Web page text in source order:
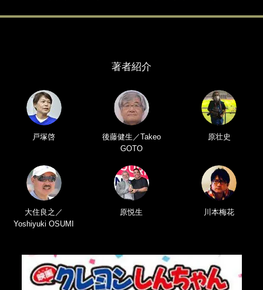
著者紹介
戸塚啓
後藤健生／Takeo
GOTO
原壮史
大住良之／
Yoshiyuki OSUMI
原悦生 川本梅花